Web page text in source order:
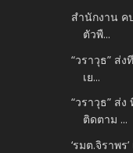
สำนักงาน ค
ตัวพื...
“วราวุธ” ส่
เย...
“วราวุธ” ส่
ติดตาม ...
‘รมต.จิราพร